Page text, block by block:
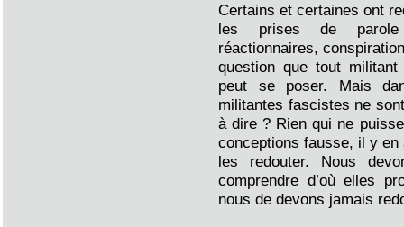
Certains et certaines ont
les prises de parole
réactionnaires,
question que tout
peut se poser. Mais
militantes fascistes ne
à dire ? Rien qui ne
conceptions fausse, il y
les redouter. Nous
comprendre d’où elles
nous de devons jamais